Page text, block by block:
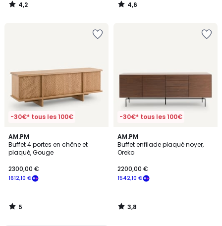
4,2
/
4,6
/
-30€* tous les 100€
AM.PM
Buffet 4 portes en chêne et
plaqué, Gouge
1612,10 €
2300,00 €
5
/
5
5
/
-30€* tous les 100€
AM.PM
Buffet enfilade plaqué noyer,
Oreko
1542,10 €
2200,00 €
3,8
/ 5
3,8
/